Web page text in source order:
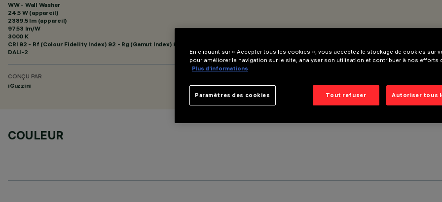
WW - Wall Washer
24.5 W (appareil)
2389.5 lm (appareil)
97.53 lm/W
3000 K
CRI 92 - Rf (Colour Fidelity Index) 92 - Rg (Gamut Index) 99
DALI-2
CONÇU PAR
iGuzzini
COULEUR
En cliquant sur « Accepter tous les cookies », vous acceptez le stockage de cookies sur
pour améliorer la navigation sur le site, analyser son utilisation et contribuer à nos efforts
Plus d’informations
Tout refuser Autoriser tous
Paramètres des cookies